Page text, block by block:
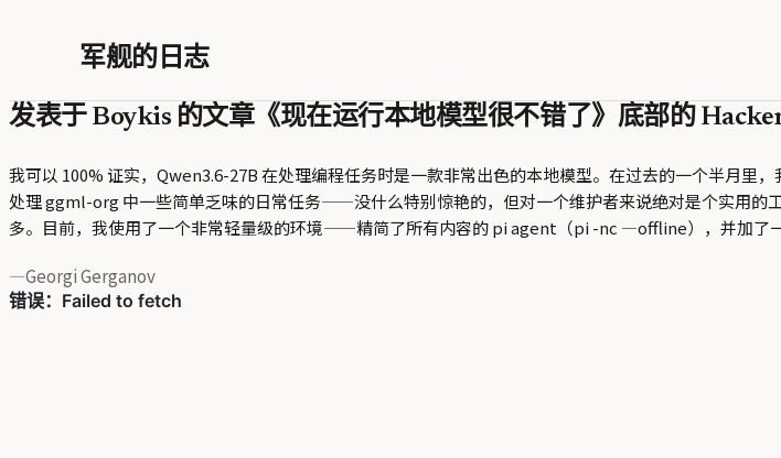
军舰的日志
发表于 Boykis 的文章《现在运行本地模型很不错了》底部的
我可以 100% 证实，Qwen3.6-27B 在处理编程任务时是一款非常出色的本地模型。在过去的一个半月里
处理 ggml-org 中一些简单乏味的日常任务——没什么特别惊艳的，但对一个维护者来说绝对是个实用的
多。目前，我使用了一个非常轻量级的环境——精简了所有内容的 pi agent（pi -nc —offline），并加了
—Georgi Gerganov